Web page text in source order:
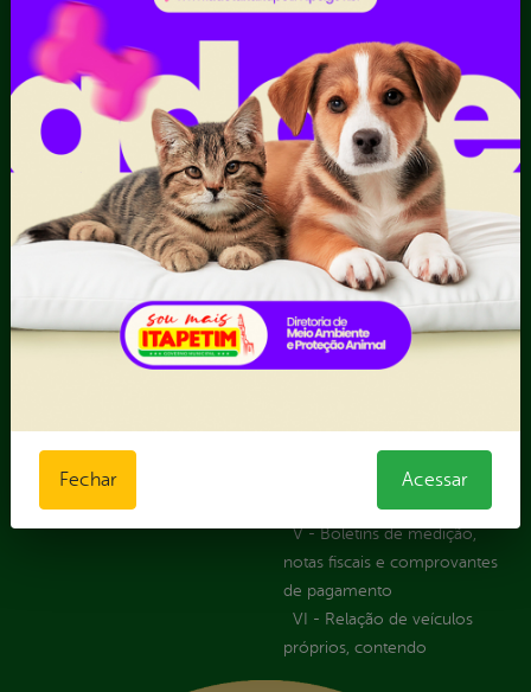
Ouvidoria
Acompanhar uma
Manifestação
Atendimento via WhatsApp
Competências da Ouvidoria
Dúvidas? Acesse o FAQ
Fazer uma Manifestação
Informações Importantes
Portal Transporte
Escolar
Contratos
Contratos Administrativos
Despesas
I - Anexo I - Ficha de
Registro de Fornecedor -
Forma Indireta
II - Anexo II - Ficha de
Registro de Fornecedor -
Forma direta
III - Anexo III - Planilha
em execução
Termos Aditivos
V - Boletins de medição,
notas fiscais e comprovantes
de pagamento
VI - Relação de veículos
próprios, contendo
Fechar Acessar